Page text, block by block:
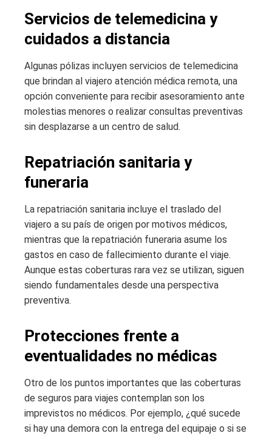
Servicios de telemedicina y
cuidados a distancia
Algunas pólizas incluyen servicios de telemedicina
que brindan al viajero atención médica remota, una
opción conveniente para recibir asesoramiento ante
molestias menores o realizar consultas preventivas
sin desplazarse a un centro de salud.
Repatriación sanitaria y
funeraria
La repatriación sanitaria incluye el traslado del
viajero a su país de origen por motivos médicos,
mientras que la repatriación funeraria asume los
gastos en caso de fallecimiento durante el viaje.
Aunque estas coberturas rara vez se utilizan, siguen
siendo fundamentales desde una perspectiva
preventiva.
Protecciones frente a
eventualidades no médicas
Otro de los puntos importantes que las coberturas
de seguros para viajes contemplan son los
imprevistos no médicos. Por ejemplo, ¿qué sucede
si hay una demora con la entrega del equipaje o si se